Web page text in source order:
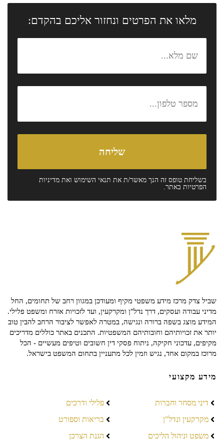
מלאו את הפרטים ונחזור אליכם בהקדם:
בשליחת טופס זה הנך מאשר/ת את תנאי השימוש ואת מדיניות
הפרטיות באתר.
שביל צדק מרכז מידע משפטי מקיף ומעודכן במגוון רחב של תחומים, החל
מדיני עבודה ועסקים, דרך נדל"ן ומקרקעין, ועד לזכויות אזרח ומשפט פלילי.
המידע מוצג בשפה ברורה ונגישה, במטרה לאפשר לציבור הרחב להבין טוב
יותר את זכויותיהם וחובותיהם המשפטיות. התכנים באתר כוללים מדריכים
מקיפים, עדכוני חקיקה, ניתוח פסקי דין חשובים וטיפים מעשיים - הכל
מרוכז במקום אחד, נגיש וזמין לכל מתעניין בתחום המשפט בישראל.
מידע מקצועי
דיני מסחר וחברות
מקרקעין ונדל"ן
משפט וניהול הליכים
פלילי ודרכים
בריאות וספורט
הגנת הצרכן